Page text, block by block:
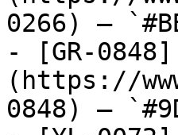
0266) —
- [GR-0848]
(https://
0848) —